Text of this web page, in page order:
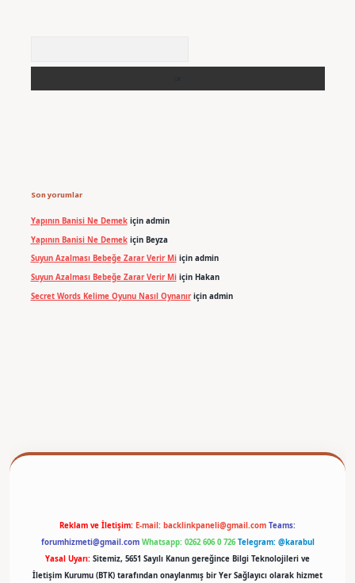
Son yorumlar
Yapının Banisi Ne Demekiçin admin
Yapının Banisi Ne Demekiçin Beyza
Suyun Azalması Bebeğe Zarar Verir Miiçin admin
Suyun Azalması Bebeğe Zarar Verir Miiçin Hakan
Secret Words Kelime Oyunu Nasıl Oynanıriçin admin
Reklam ve İletişim: E-mail: backlinkpaneli@gmail.com Teams:
forumhizmeti@gmail.com Whatsapp: 0262 606 0 726 Telegram: @karabul
Yasal Uyarı: Sitemiz, 5651 Sayılı Kanun gereğince Bilgi Teknolojileri ve
İletişim Kurumu (BTK) tarafından onaylanmış bir Yer Sağlayıcı olarak hizmet